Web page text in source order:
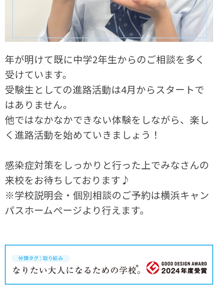
年が明けて既に中学2年生からのご相談を多く
受けています。
受験生としての進路活動は4月からスタートで
はありません。
他ではなかなかできない体験をしながら、楽し
く進路活動を始めていきましょう！
感染症対策をしっかりと行った上でみなさんの
来校をお待ちしております♪
※学校説明会・個別相談のご予約は横浜キャン
パスホームぺージより行えます。